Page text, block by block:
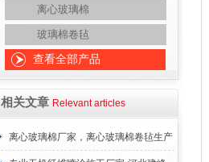
离心玻璃棉
玻璃棉卷毡
查看全部产品
相关文章 Relevant articles
离心玻璃棉厂家，离心玻璃棉卷毡生产